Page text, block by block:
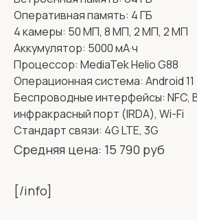
Оперативная память: 4 ГБ
4 камеры: 50 МП, 8 МП, 2 МП, 2 МП
Аккумулятор: 5000 мА·ч
Процессор: MediaTek Helio G88
Операционная система: Android 11
Беспроводные интерфейсы: NFC,
инфракрасный порт (IRDA), Wi-Fi
Стандарт связи: 4G LTE, 3G
Средняя цена: 15 790 руб
[/info]